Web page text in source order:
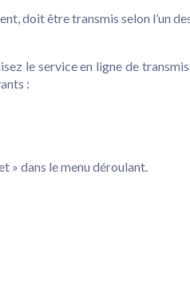
doit être transmis selon l’un
le service en ligne de
:
» dans le menu déroulant.